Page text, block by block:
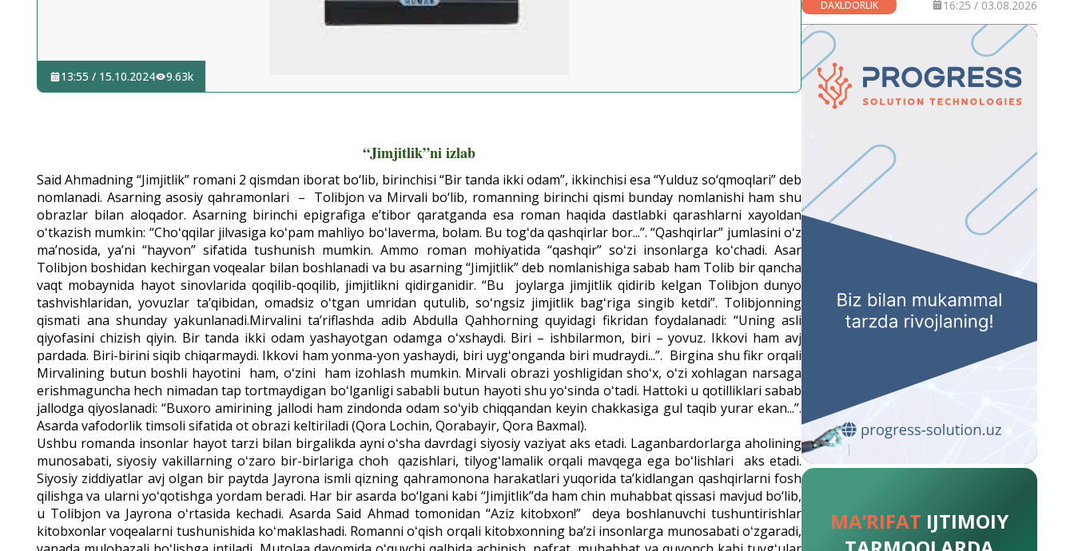
13:55 / 15.10.2024 9.63k
“Jimjitlik”ni izlab
Said Ahmadning “Jimjitlik” romani 2 qismdan iborat bo‘lib, birinchisi “Bir tanda ikki odam”, ikkinchisi esa “Yulduz so‘qmoqlari” deb
nomlanadi. Asarning asosiy qahramonlari – Tolibjon va Mirvali bo‘lib, romanning birinchi qismi bunday nomlanishi ham shu
obrazlar bilan aloqador. Asarning birinchi epigrafiga e’tibor qaratganda esa roman haqida dastlabki qarashlarni xayoldan
oʻtkazish mumkin: “Choʻqqilar jilvasiga koʻpam mahliyo boʻlaverma, bolam. Bu togʻda qashqirlar bor...”. “Qashqirlar” jumlasini oʻz
maʼnosida, yaʼni “hayvon” sifatida tushu­nish mumkin. Ammo roman mohiyatida “qashqir” soʻzi insonlarga koʻchadi. Asar
Tolibjon boshidan kechirgan voqealar bilan boshlanadi va bu asarning “Jimjitlik” deb nomlanishiga sabab ham Tolib bir qancha
vaqt mobaynida hayot sinovlarida qoqilib-qoqilib, jimjitlik­ni qidirganidir. “Bu joylarga jimjitlik qidirib kelgan Tolibjon dunyo
tashvishlaridan, yovuzlar taʼqibidan, omadsiz oʻtgan umridan qutulib, soʻngsiz jimjitlik bagʻriga singib ketdi”. Tolibjonning
qismati ana shunday yakunlanadi.Mirvalini ta’riflashda adib Abdulla Qahhorning quyidagi fikridan foydalanadi: “Uning asli
qiyofasini chizish qiyin. Bir tanda ikki odam yashayotgan odamga oʻxshaydi. Biri – ishbilarmon, biri – yovuz. Ikkovi ham avj
pardada. Biri-birini siqib chiqarmaydi. Ikkovi ham yonma-yon yashaydi, biri uygʻonganda biri mudraydi...”. Birgina shu fikr orqali
Mirvalining butun boshli hayotini ham, oʻzini ham izohlash mumkin. Mirvali obrazi yoshligidan shoʻx, oʻzi xohlagan narsaga
erishmaguncha hech nimadan tap tortmaydigan boʻlganligi sababli butun hayoti shu yoʻsinda oʻtadi. Hattoki u qotilliklari sabab
jallodga qiyoslanadi: “Buxoro amirining jallodi ham zindonda odam soʻyib chiqqandan keyin chakkasiga gul taqib yurar ekan...”.
Asarda vafodorlik timsoli sifatida ot obrazi keltiriladi (Qora Lochin, Qorabayir, Qora Baxmal).
Ushbu romanda insonlar hayot tarzi bilan birgalikda ayni oʻsha davrdagi siyo­siy vaziyat aks etadi. Laganbardorlarga aholi­ning
munosabati, siyosiy vakillarning oʻzaro bir-birlariga choh qazishlari, tilyogʻlamalik orqali mavqega ega boʻlishlari aks etadi.
Siyosiy ziddiyatlar avj olgan bir paytda Jayrona ismli qizning qahramonona harakatlari yuqorida taʼkidlangan qashqirlarni fosh
qilishga va ularni yoʻqotishga yordam beradi. Har bir asarda bo‘lgani kabi “Jimjitlik”da ham chin muhabbat qissasi mavjud bo‘lib,
u Tolibjon va Jayrona oʻrtasida kechadi. Asarda Said Ahmad tomonidan “Aziz kitob­xon!” deya boshlanuvchi tushun­tirishlar
kitobxonlar voqealarni tushuni­shida koʻmaklashadi. Romanni oʻqish orqali kitob­xonning baʼzi insonlarga munosabati oʻzgaradi,
DAXLDORLIK 16:25 / 03.08.2026
MA’RIFAT IJTIMOIY